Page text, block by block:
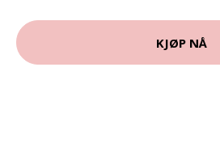
KJØP NÅ